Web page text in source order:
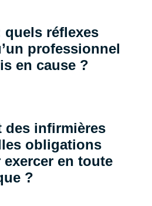
réflexes
professionnel
en cause ?
des infirmières
obligations
en toute
?